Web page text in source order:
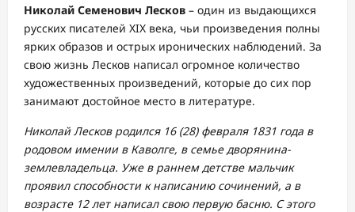
Николай Семенович Лесков – один из выдающихся
русских писателей XIX века, чьи произведения полны
ярких образов и острых иронических наблюдений. За
свою жизнь Лесков написал огромное количество
художественных произведений, которые до сих пор
занимают достойное место в литературе.
Николай Лесков родился 16 (28) февраля 1831 года в
родовом имении в Каволге, в семье дворянина-
землевладельца. Уже в раннем детстве мальчик
проявил способности к написанию сочинений, а в
возрасте 12 лет написал свою первую басню. С этого